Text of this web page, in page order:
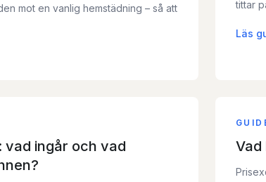
mot en vanlig hemstädning – så att
tittar
Läs
ingår och vad
Vad